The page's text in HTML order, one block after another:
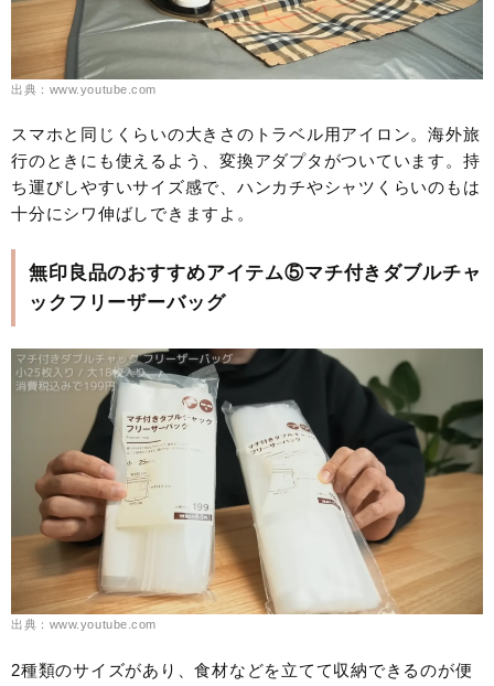
出典：www.youtube.com
スマホと同じくらいの大きさのトラベル用アイロン。海外旅
行のときにも使えるよう、変換アダプタがついています。持
ち運びしやすいサイズ感で、ハンカチやシャツくらいのもは
十分にシワ伸ばしできますよ。
無印良品のおすすめアイテム⑤マチ付きダブルチャ
ックフリーザーバッグ
出典：www.youtube.com
2種類のサイズがあり、食材などを立てて収納できるのが便